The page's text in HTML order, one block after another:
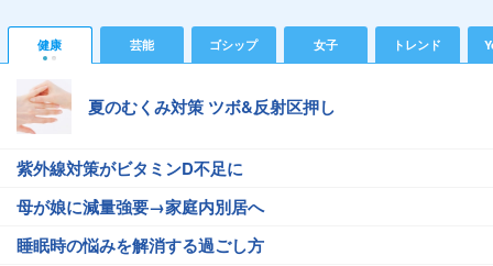
健康 芸能 ゴシップ 女子 トレンド
夏のむくみ対策 ツボ&反射区押し
紫外線対策がビタミンD不足に
母が娘に減量強要→家庭内別居へ
睡眠時の悩みを解消する過ごし方